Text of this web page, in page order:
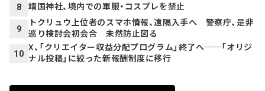
8 靖国神社、境内での軍服・コスプレを禁止
9
トクリュウ上位者のスマホ情報、遠隔入手へ 警察庁、是非
巡り検討会初会合 未然防止図る
10
X、「クリエイター収益分配プログラム」終了へ──「オリジ
ナル投稿」に絞った新報酬制度に移行